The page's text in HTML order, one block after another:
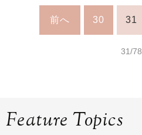
前へ 30 31
31/78
Feature Topics